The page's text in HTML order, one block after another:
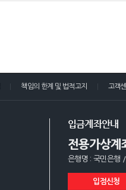
책임의 한계 및 법적고지 고객
입금계좌안내
전용가상계
은행명 : 국민은행
입점신청